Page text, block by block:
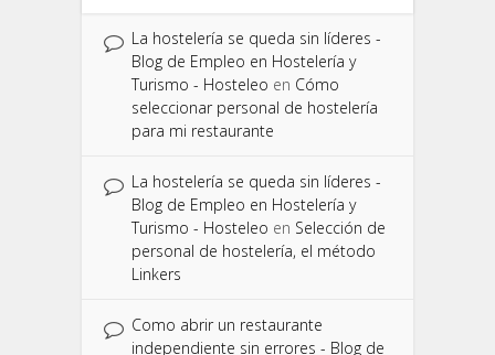
La hostelería se queda sin líderes -
Blog de Empleo en Hostelería y
Turismo - Hosteleo en Cómo
seleccionar personal de hostelería
para mi restaurante
La hostelería se queda sin líderes -
Blog de Empleo en Hostelería y
Turismo - Hosteleo en Selección de
personal de hostelería, el método
Linkers
Como abrir un restaurante
independiente sin errores - Blog de